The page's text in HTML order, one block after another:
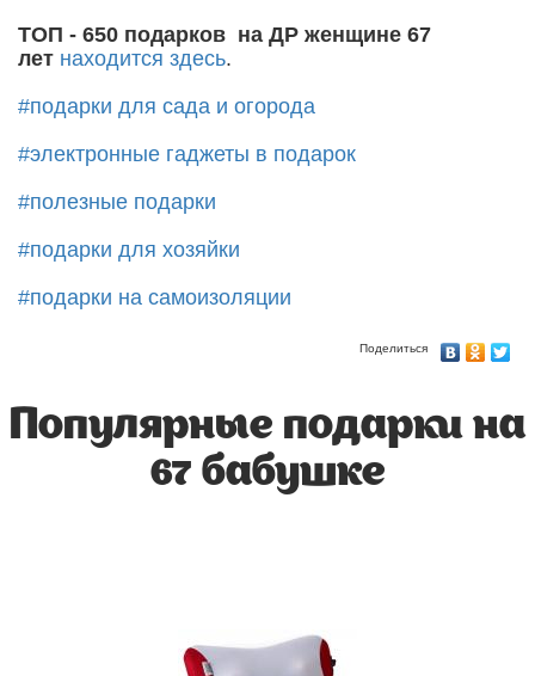
ТОП - 650 подарков на ДР женщине 67
лет находится здесь.
#подарки для сада и огорода
#электронные гаджеты в подарок
#полезные подарки
#подарки для хозяйки
#подарки на самоизоляции
Поделиться
Популярные подарки на
67 бабушке